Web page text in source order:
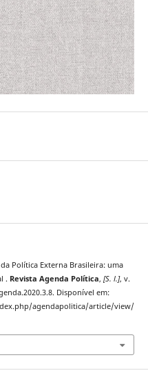
da Política Externa Brasileira: uma
. Revista Agenda Política, [S. l.], v.
Disponível em:
agendapolitica/article/view/